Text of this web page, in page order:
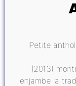
Petite
(2013)
enjambe la